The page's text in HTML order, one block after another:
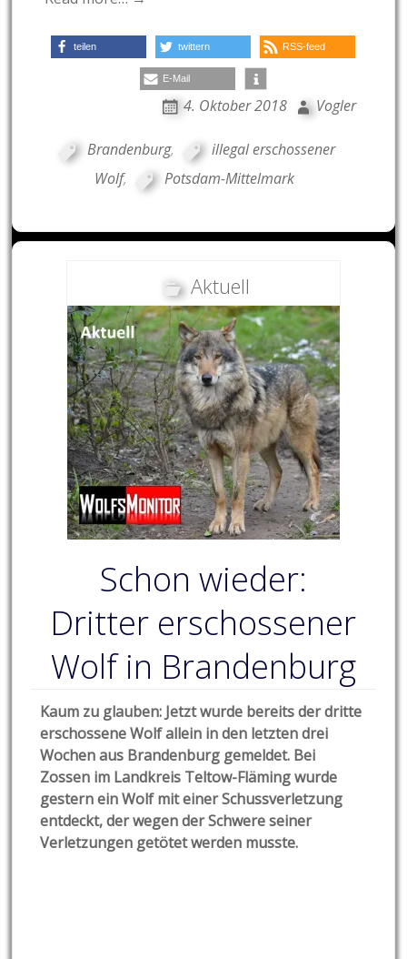
teilen twittern RSS-feed
E-Mail
4. Oktober 2018 Vogler
Brandenburg,
illegal erschossener
Wolf, Potsdam-Mittelmark
Aktuell
Schon wieder:
Dritter erschossener
Wolf in Brandenburg
Kaum zu glauben: Jetzt wurde bereits der dritte
erschossene Wolf allein in den letzten drei
Wochen aus Brandenburg gemeldet. Bei
Zossen im Landkreis Teltow-Fläming wurde
gestern ein Wolf mit einer Schussverletzung
entdeckt, der wegen der Schwere seiner
Verletzungen getötet werden musste.